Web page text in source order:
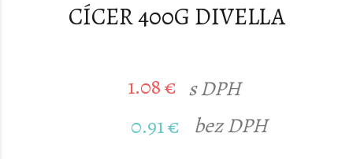
CÍCER 400G DIVELLA
1.08 € s DPH
0.91 € bez DPH